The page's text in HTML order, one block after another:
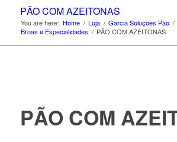
PÃO COM AZEITONAS
You are here: Home / Loja / Garcia Soluções Pão /
Broas e Especialidades / PÃO COM AZEITONAS
PÃO COM